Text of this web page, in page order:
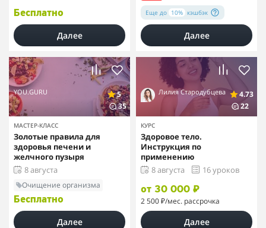
Бесплатно
Далее
Еще до 10% кэшбэк
Далее
YOU.GURU
5
35
МАСТЕР-КЛАСС
Золотые правила для
здоровья печени и
желчного пузыря
8 августа
Очищение организма
Бесплатно
Далее
Лилия Стародубцева
4.73
22
КУРС
Здоровое тело.
Инструкция по
применению
8 августа 16 уроков
от 30 000 ₽
2 500 ₽/мес. рассрочка
Далее